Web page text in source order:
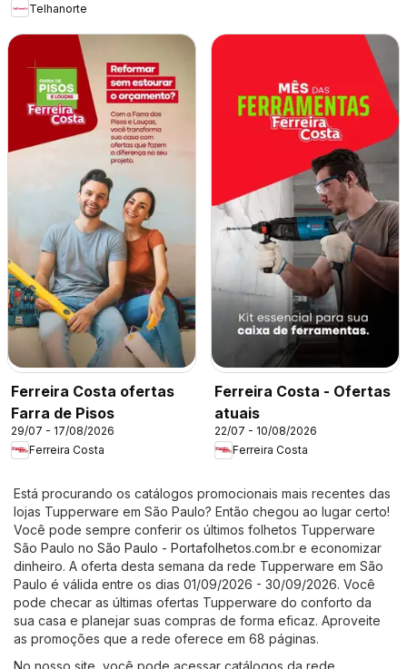
Telhanorte
Ferreira Costa ofertas
Farra de Pisos
29/07 - 17/08/2026
Ferreira Costa
Ferreira Costa - Ofertas
atuais
22/07 - 10/08/2026
Ferreira Costa
Está procurando os catálogos promocionais mais recentes das
lojas Tupperware em São Paulo? Então chegou ao lugar certo!
Você pode sempre conferir os últimos folhetos Tupperware
São Paulo no São Paulo - Portafolhetos.com.br e economizar
dinheiro. A oferta desta semana da rede Tupperware em São
Paulo é válida entre os dias 01/09/2026 - 30/09/2026. Você
pode checar as últimas ofertas Tupperware do conforto da
sua casa e planejar suas compras de forma eficaz. Aproveite
as promoções que a rede oferece em 68 páginas.
No nosso site, você pode acessar catálogos da rede